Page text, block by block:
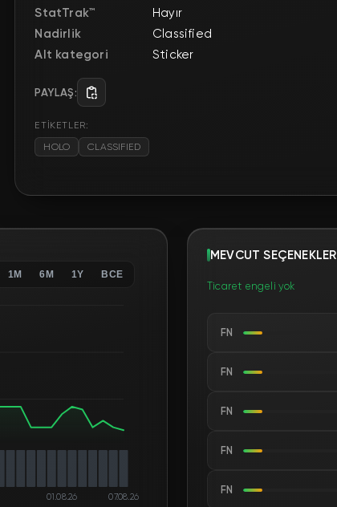
StatTrak™
Hayır
Nadirlik
Classified
Alt kategori
Sticker
PAYLAŞ:
ETİKETLER:
HOLO
CLASSIFIED
1M 6M 1Y ВСЕ
01.08.26 07.08.26
MEVCUT SEÇENEKLER
Ticaret engeli yok
FN
FN
FN
FN
FN